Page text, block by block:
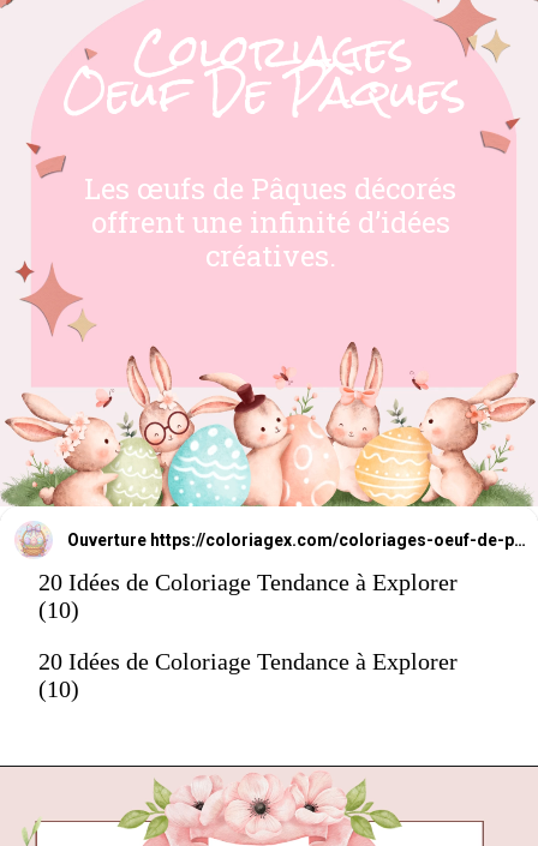
Coloriages
Oeuf De Pâques
Les œufs de Pâques décorés
offrent une infinité d’idées
créatives.
Ouverture https://coloriagex.com/coloriages-oeuf-de-paques/
20 Idées de Coloriage Tendance à Explorer
(10)
20 Idées de Coloriage Tendance à Explorer
(10)